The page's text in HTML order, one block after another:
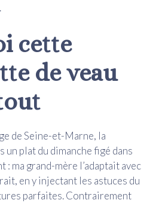
cette
de veau
de Seine-et-Marne, la
un plat du dimanche figé dans
: ma grand-mère l’adaptait avec
en y injectant les astuces du
parfaites. Contrairement